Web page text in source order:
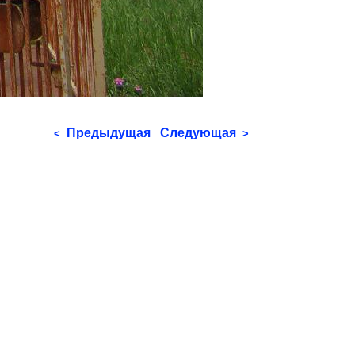
< Предыдущая Следующая >